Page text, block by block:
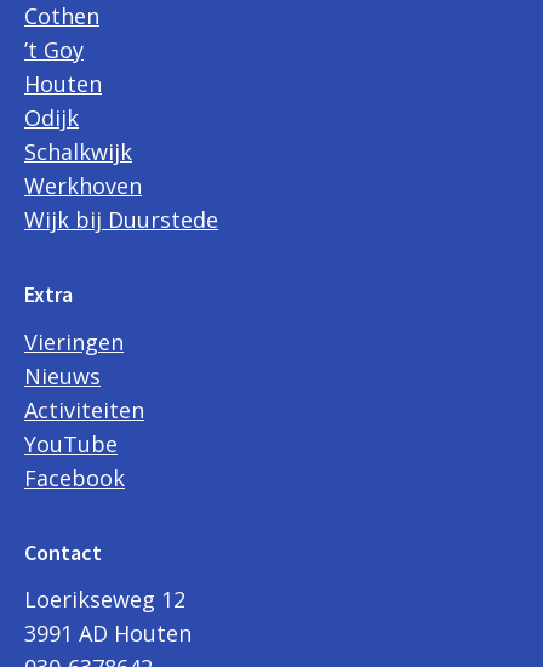
Cothen
’t Goy
Houten
Odijk
Schalkwijk
Werkhoven
Wijk bij Duurstede
Extra
Vieringen
Nieuws
Activiteiten
YouTube
Facebook
Contact
Loerikseweg 12
3991 AD Houten